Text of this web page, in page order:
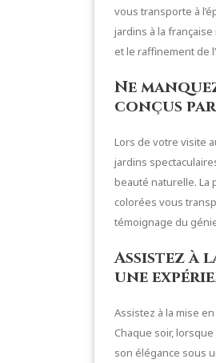
vous transporte à
jardins à la
et le raffinement de
Ne
conçus
Lors de votre visite
jardins
beauté naturelle.
colorées vous
témoignage du
Assistez à
une
Assistez à la mise
Chaque soir,
son élégance sous